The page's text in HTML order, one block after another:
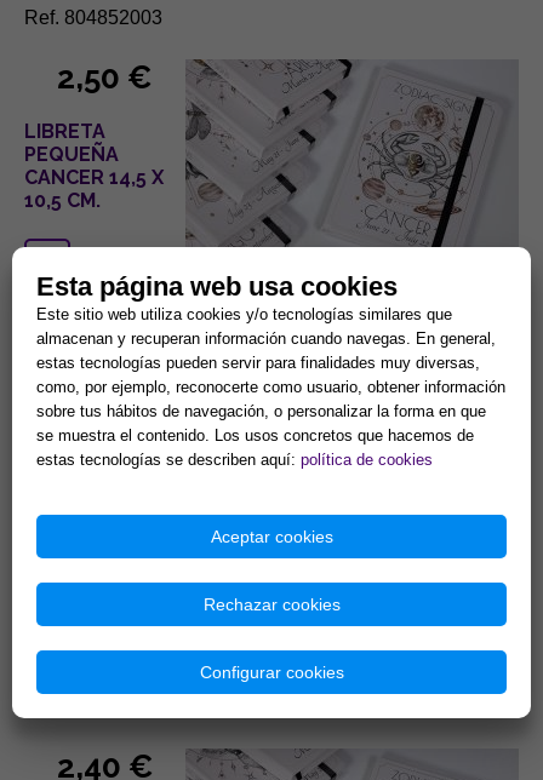
Ref. 804852003
2,50 €
LIBRETA
PEQUEÑA
CANCER 14,5 X
10,5 CM.
Ref. 804852004
2,40 €
PEQUEÑA LEO
2,40 €
Esta página web usa cookies
Este sitio web utiliza cookies y/o tecnologías similares que
almacenan y recuperan información cuando navegas. En general,
estas tecnologías pueden servir para finalidades muy diversas,
como, por ejemplo, reconocerte como usuario, obtener información
sobre tus hábitos de navegación, o personalizar la forma en que
se muestra el contenido. Los usos concretos que hacemos de
estas tecnologías se describen aquí: política de cookies
Aceptar cookies
Rechazar cookies
Configurar cookies